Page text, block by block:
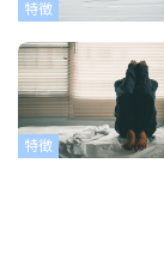
特徴
特徴